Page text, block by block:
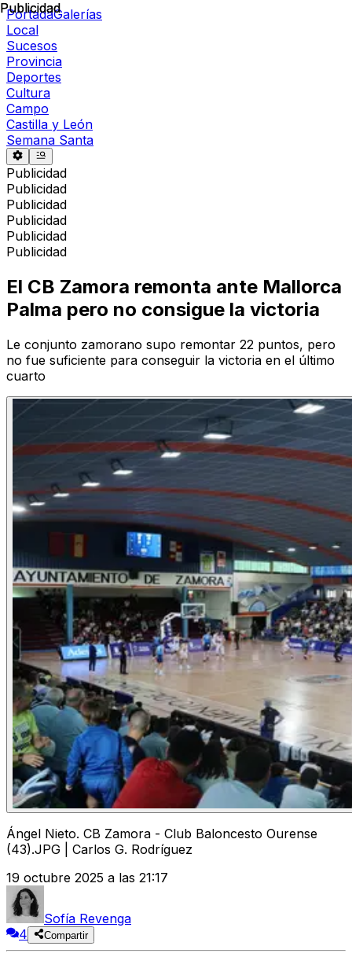
PortadaGalerías
Local
Sucesos
Provincia
Deportes
Cultura
Campo
Castilla y León
Semana Santa
Publicidad
Publicidad
Publicidad
Publicidad
Publicidad
Publicidad
Publicidad
El CB Zamora remonta ante Mallorca
Palma pero no consigue la victoria
Le conjunto zamorano supo remontar 22 puntos, pero
no fue suficiente para conseguir la victoria en el último
cuarto
Ángel Nieto. CB Zamora - Club Baloncesto Ourense
(43).JPG | Carlos G. Rodríguez
19 octubre 2025 a las 21:17
Sofía Revenga
4
Compartir
Publicidad